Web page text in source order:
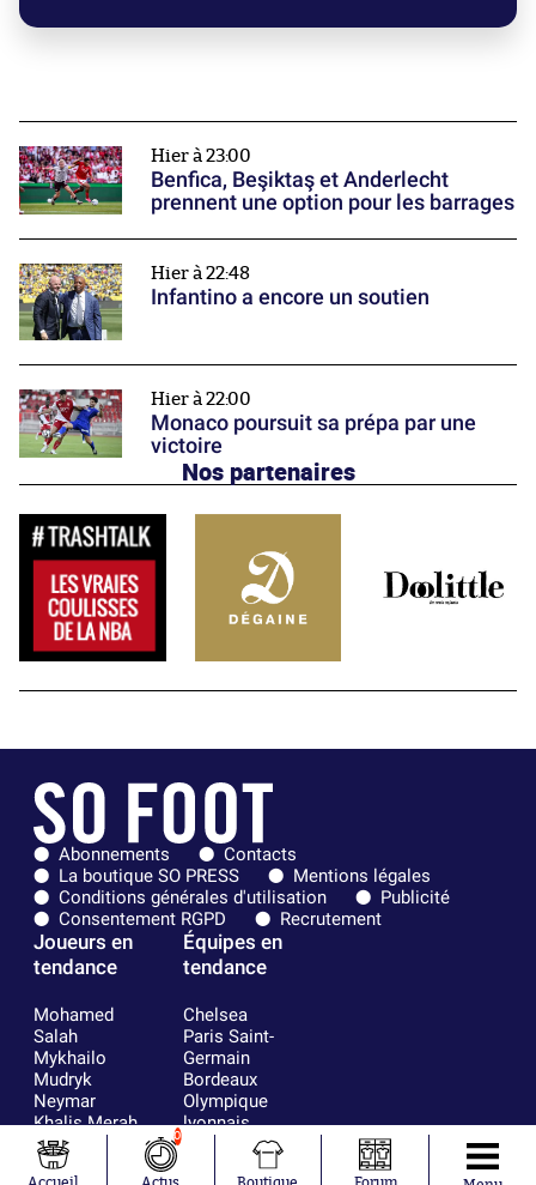
Hier à 23:00
Benfica, Beşiktaş et Anderlecht
prennent une option pour les barrages
Hier à 22:48
Infantino a encore un soutien
Hier à 22:00
Monaco poursuit sa prépa par une
victoire
Nos partenaires
Abonnements
Contacts
La boutique SO PRESS
Mentions légales
Conditions générales d'utilisation
Publicité
Consentement RGPD
Recrutement
Joueurs en
tendance
Mohamed
Salah
Mykhailo
Mudryk
Neymar
Khalis Merah
Loïs Openda
Moussa
Équipes en
tendance
Chelsea
Paris Saint-
Germain
Bordeaux
Olympique
lyonnais
Real Madrid
0